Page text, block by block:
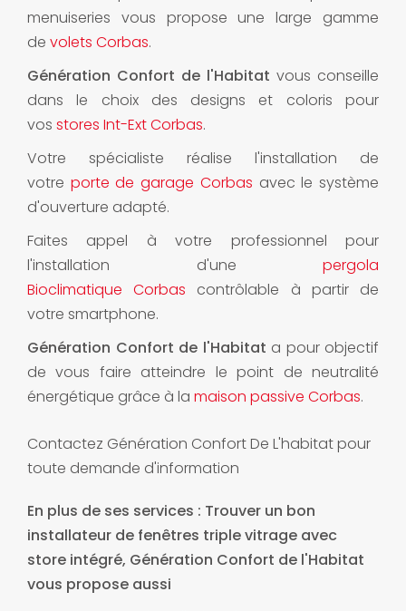
menuiseries vous propose une large gamme
de volets Corbas.
Génération Confort de l'Habitat vous conseille
dans le choix des designs et coloris pour
vos stores Int-Ext Corbas.
Votre spécialiste réalise l'installation de
votre porte de garage Corbas avec le système
d'ouverture adapté.
Faites appel à votre professionnel pour
l'installation d'une pergola
Bioclimatique Corbas contrôlable à partir de
votre smartphone.
Génération Confort de l'Habitat a pour objectif
de vous faire atteindre le point de neutralité
énergétique grâce à la maison passive Corbas.
Contactez Génération Confort De L'habitat pour
toute demande d'information
En plus de ses services : Trouver un bon
installateur de fenêtres triple vitrage avec
store intégré, Génération Confort de l'Habitat
vous propose aussi